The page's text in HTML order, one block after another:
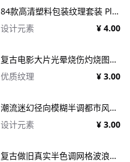
84款高清塑料包装纹理套装 Plastic Textures
设计元素
¥ 4.00
复古电影大片光晕烧伤灼烧图片照片后期处理特效PSD样机 Light Leaks Overlays Template
优质纹理
¥ 3.00
潮流迷幻径向模糊半调都市风人像图像PS修图特效滤镜样机模板 Halftone Spinning Blur Photo Effect
设计元素
¥ 3.00
复古做旧真实半色调网格波浪印刷肌理特效PSD设计图片照片处理特效生成器 Goblin Printer - Halftone Effects